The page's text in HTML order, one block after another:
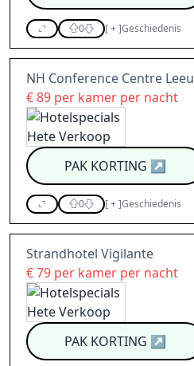
0 [+]Geschiedenis
NH Conference Centre
€ 89 per kamer per nacht
PAK KORTING ↗
0 [+]Geschiedenis
Strandhotel Vigilante
€ 79 per kamer per nacht
PAK KORTING ↗